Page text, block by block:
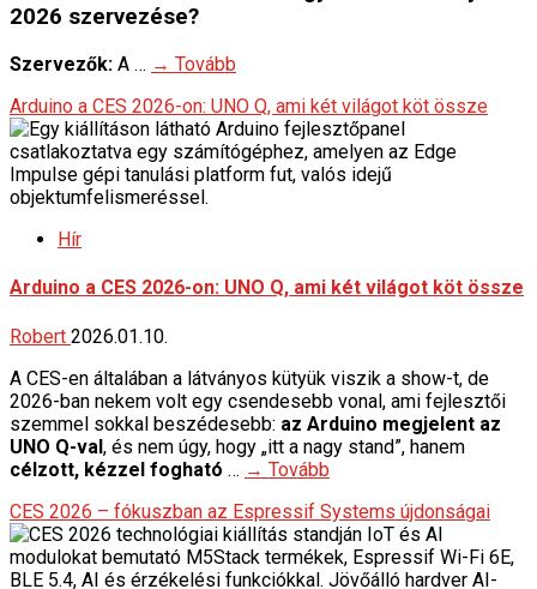
2026 szervezése?
Szervezők: A … → Tovább
Arduino a CES 2026-on: UNO Q, ami két világot köt össze
Hír
Arduino a CES 2026-on: UNO Q, ami két világot köt össze
Robert 2026.01.10.
A CES-en általában a látványos kütyük viszik a show-t, de
2026-ban nekem volt egy csendesebb vonal, ami fejlesztői
szemmel sokkal beszédesebb: az Arduino megjelent az
UNO Q-val, és nem úgy, hogy „itt a nagy stand”, hanem
célzott, kézzel fogható … → Tovább
CES 2026 – fókuszban az Espressif Systems újdonságai